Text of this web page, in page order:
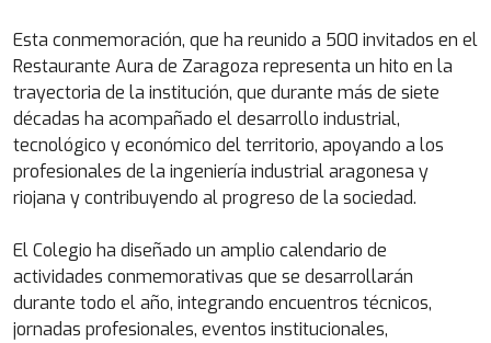
Esta conmemoración, que ha reunido a 500 invitados en el
Restaurante Aura de Zaragoza representa un hito en la
trayectoria de la institución, que durante más de siete
décadas ha acompañado el desarrollo industrial,
tecnológico y económico del territorio, apoyando a los
profesionales de la ingeniería industrial aragonesa y
riojana y contribuyendo al progreso de la sociedad.
El Colegio ha diseñado un amplio calendario de
actividades conmemorativas que se desarrollarán
durante todo el año, integrando encuentros técnicos,
jornadas profesionales, eventos institucionales,